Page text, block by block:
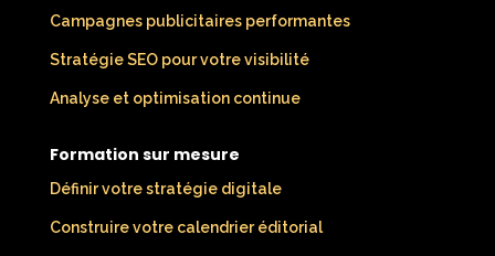
Campagnes publicitaires performantes
Stratégie SEO pour votre visibilité
Analyse et optimisation continue
Formation sur mesure
Définir votre stratégie digitale
Construire votre calendrier éditorial